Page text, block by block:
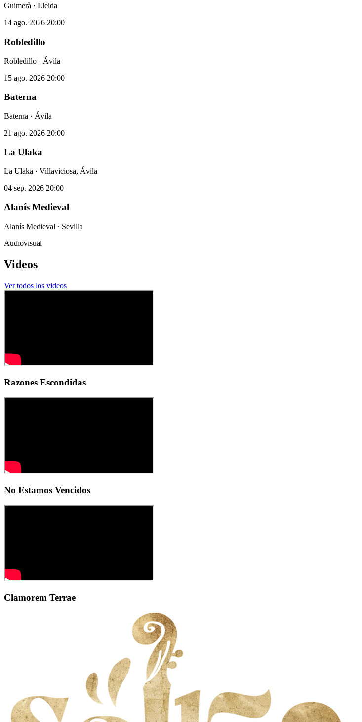
Guimerà · Lleida
14 ago. 2026 20:00
Robledillo
Robledillo · Ávila
15 ago. 2026 20:00
Baterna
Baterna · Ávila
21 ago. 2026 20:00
La Ulaka
La Ulaka · Villaviciosa, Ávila
04 sep. 2026 20:00
Alanís Medieval
Alanís Medieval · Sevilla
Audiovisual
Videos
Ver todos los videos
Razones Escondidas
No Estamos Vencidos
Clamorem Terrae